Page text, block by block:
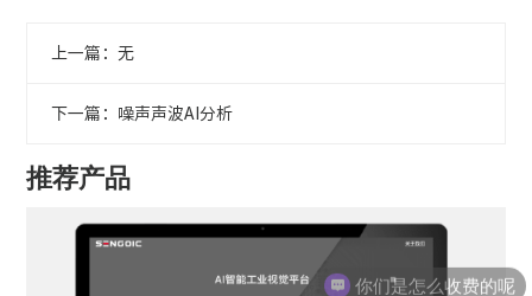
上一篇：无
下一篇：噪声声波AI分析
推荐产品
你们是怎么收费的呢